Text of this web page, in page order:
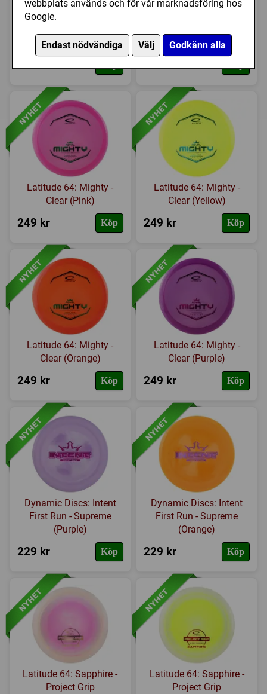
webbplats används och för vår marknadsföring hos
Google.
Endast nödvändiga Välj Godkänn alla
Clear (Red)
249 kr
Clear (Turquoise)
249 kr
Latitude 64: Mighty -
Clear (Pink)
249 kr Köp
Latitude 64: Mighty -
Clear (Yellow)
249 kr Köp
Latitude 64: Mighty -
Clear (Orange)
249 kr Köp
Latitude 64: Mighty -
Clear (Purple)
249 kr Köp
Dynamic Discs: Intent
First Run - Supreme
(Purple)
229 kr Köp
Dynamic Discs: Intent
First Run - Supreme
(Orange)
229 kr Köp
Latitude 64: Sapphire -
Project Grip
Latitude 64: Sapphire -
Project Grip